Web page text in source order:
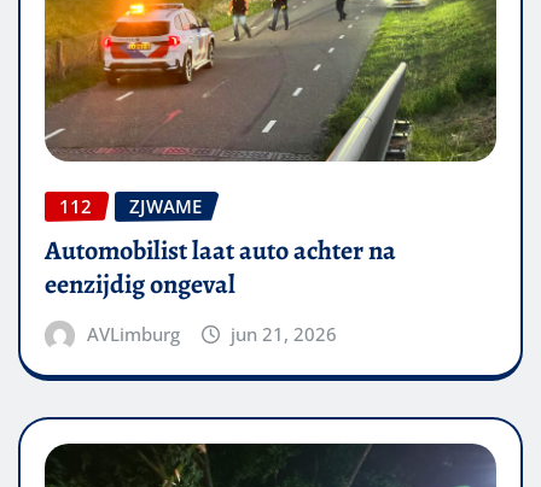
112 ZJWAME
Automobilist laat auto achter na
eenzijdig ongeval
AVLimburg jun 21, 2026